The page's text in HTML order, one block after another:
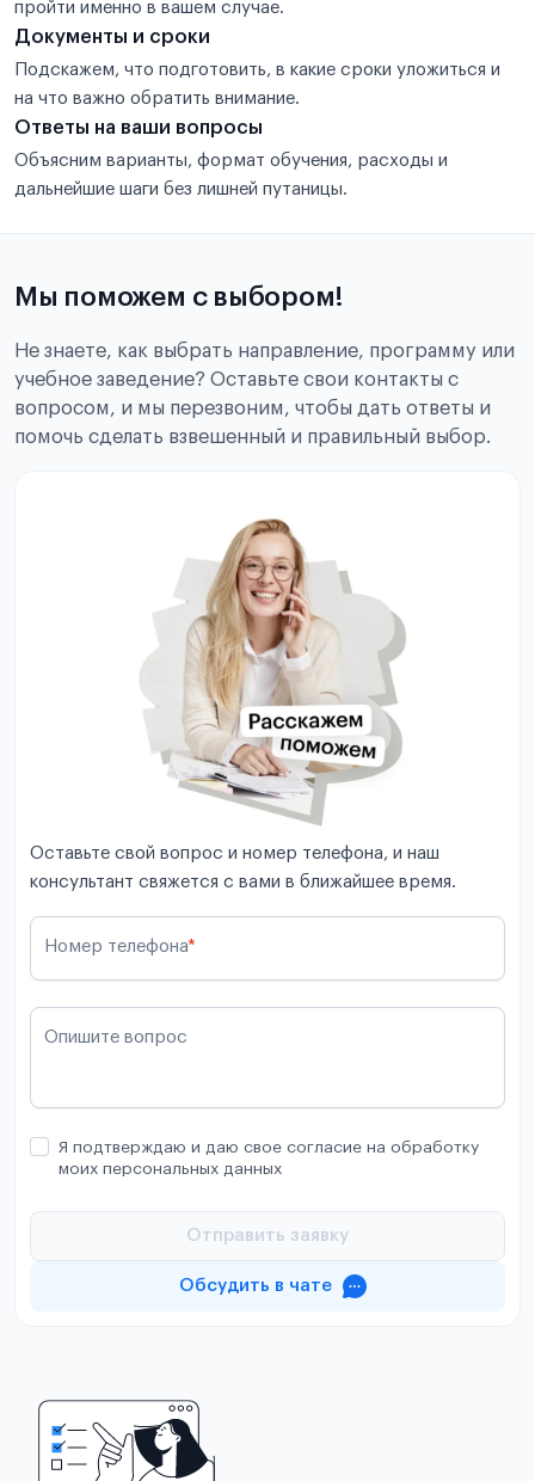
пройти именно в вашем случае.
Документы и сроки
Подскажем, что подготовить, в какие сроки уложиться и
на что важно обратить внимание.
Ответы на ваши вопросы
Объясним варианты, формат обучения, расходы и
дальнейшие шаги без лишней путаницы.
Мы поможем с выбором!
Не знаете, как выбрать направление, программу или
учебное заведение? Оставьте свои контакты с
вопросом, и мы перезвоним, чтобы дать ответы и
помочь сделать взвешенный и правильный выбор.
Оставьте свой вопрос и номер телефона, и наш
консультант свяжется с вами в ближайшее время.
Номер телефона*
Опишите вопрос
Я подтверждаю и даю свое согласие на обработку
моих персональных данных
Отправить заявку
Обсудить в чате